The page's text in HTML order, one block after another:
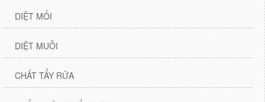
DIỆT MỐI
DIỆT MUỖI
CHẤT TẨY RỬA